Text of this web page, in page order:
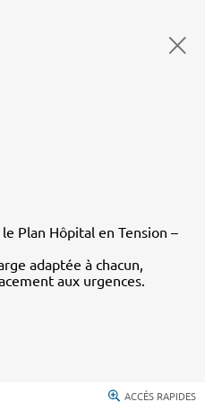
Plan Hôpital en Tension –
adaptée à chacun,
aux urgences.
ACCÈS RAPIDES